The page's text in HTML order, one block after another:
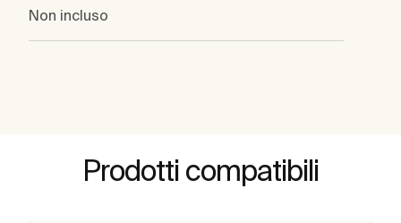
Non incluso
Prodotti compatibili